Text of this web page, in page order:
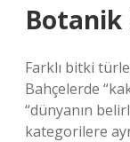
Botanik
Farklı bitki
Bahçelerde
“dünyanın
kategorilere